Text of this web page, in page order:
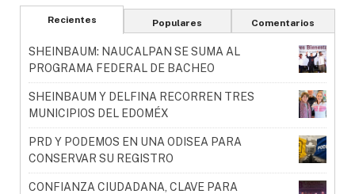
Recientes Populares Comentarios
SHEINBAUM: NAUCALPAN SE SUMA AL
PROGRAMA FEDERAL DE BACHEO
SHEINBAUM Y DELFINA RECORREN TRES
MUNICIPIOS DEL EDOMÉX
PRD Y PODEMOS EN UNA ODISEA PARA
CONSERVAR SU REGISTRO
CONFIANZA CIUDADANA, CLAVE PARA